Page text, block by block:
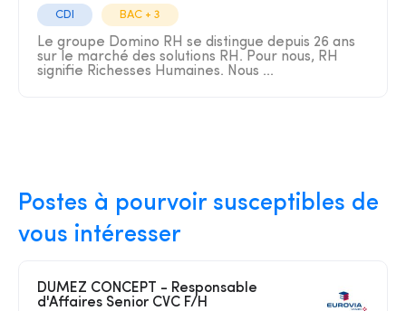
CDI BAC + 3
Le groupe Domino RH se distingue depuis 26 ans
sur le marché des solutions RH. Pour nous, RH
signifie Richesses Humaines. Nous ...
Postes à pourvoir susceptibles de
vous intéresser
DUMEZ CONCEPT - Responsable
d'Affaires Senior CVC F/H